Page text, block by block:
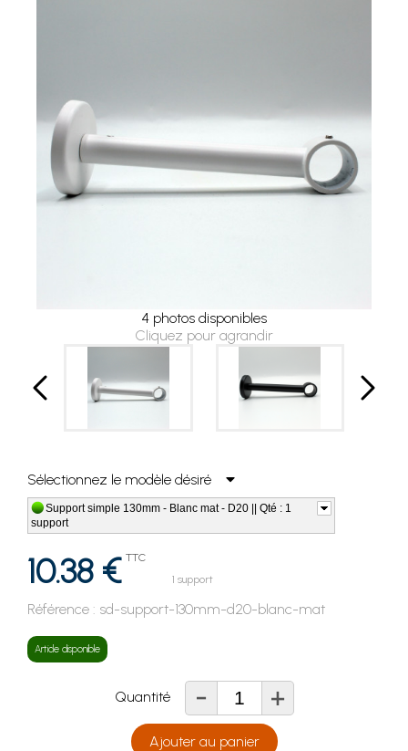
4 photos disponibles
Cliquez pour agrandir
Sélectionnez le modèle désiré
Support simple 130mm - Blanc mat - D20 || Qté : 1
support
10.38 € TTC
1 support
Référence : sd-support-130mm-d20-blanc-mat
Article disponible
Quantité - +
Ajouter au panier